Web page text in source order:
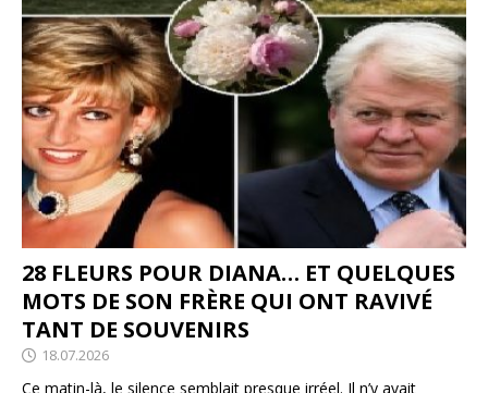
28 FLEURS POUR DIANA… ET QUELQUES
MOTS DE SON FRÈRE QUI ONT RAVIVÉ
TANT DE SOUVENIRS
18.07.2026
Ce matin-là, le silence semblait presque irréel. Il n’y avait